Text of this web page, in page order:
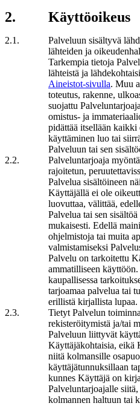
2. Käyttöoikeus
2.1.
Palveluun sisältyvä
lähteiden ja
Tarkempia tietoja
lähteistä ja
Aineistot-sivulla. Muu
toteutus, rakenne,
suojattu
omistus- ja
pidättää itsellään
käyttäminen luo tai
Palveluun tai sen
2.2.
Palveluntarjoaja
rajoitetun,
Palvelua sisältöineen
Käyttäjällä ei ole
luovuttaa, välittää,
Palvelua tai sen
mukaisesti. Edellä
ohjelmistoja tai muita
valmistamiseksi
Palvelu on tarkoitettu
ammatilliseen
kaupallisessa
tarjoamaa palvelua tai
erillistä kirjallista lupaa.
2.3.
Tietyt Palvelun
rekisteröitymistä ja/tai
Palveluun liittyvät
Käyttäjäkohtaisia, eikä
niitä kolmansille
käyttäjätunnuksillaan
kunnes Käyttäjä on
Palveluntarjoajalle
kolmannen haltuun tai